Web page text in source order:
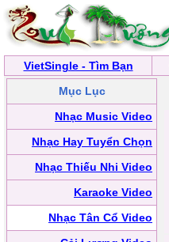
VietSingle - Tìm Bạn
Mục Lục
Nhạc Music Video
Nhạc Hay Tuyển Chọn
Nhạc Thiếu Nhi Video
Karaoke Video
Nhạc Tân Cổ Video